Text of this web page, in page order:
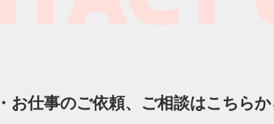
お仕事のご依頼、ご相談はこちらか